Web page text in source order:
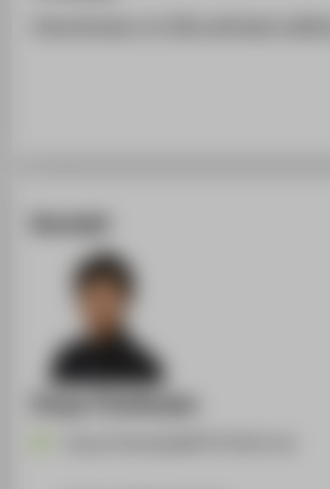
Kontakt
Sreya Chatterjee
ÜBER DIE HTW BERLIN